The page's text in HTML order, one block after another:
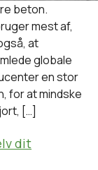
beton.
mest af,
at
globale
en stor
for at mindske
[…]
dit